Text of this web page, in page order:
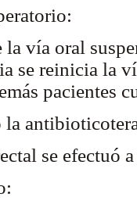
vía oral
se reinicia la
pacientes
se efectuó